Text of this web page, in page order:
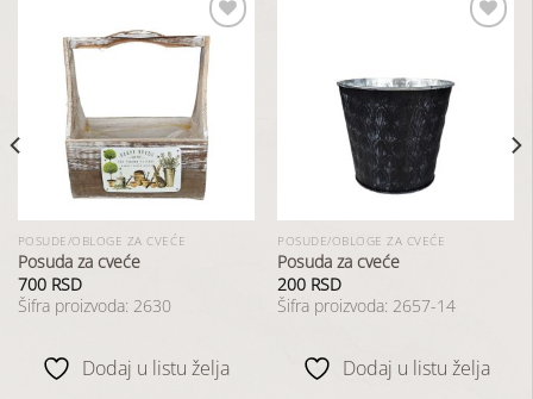
POSUDE/OBLOGE ZA CVEĆE
Posuda za cveće
700 RSD
Šifra proizvoda: 2630
Dodaj u listu želja
POSUDE/OBLOGE ZA CVEĆE
Posuda za cveće
200 RSD
Šifra proizvoda: 2657-14
Dodaj u listu želja